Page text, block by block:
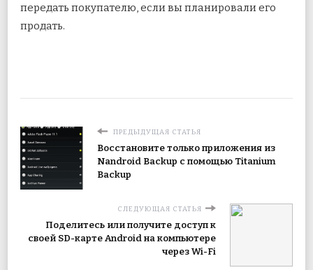
передать покупателю, если вы планировали его
продать.
ПРЕДЫДУЩАЯ СТАТЬЯ
Восстановите только приложения из
Nandroid Backup с помощью Titanium
Backup
СЛЕДУЮЩАЯ СТАТЬЯ
Поделитесь или получите доступ к
своей SD-карте Android на компьютере
через Wi-Fi